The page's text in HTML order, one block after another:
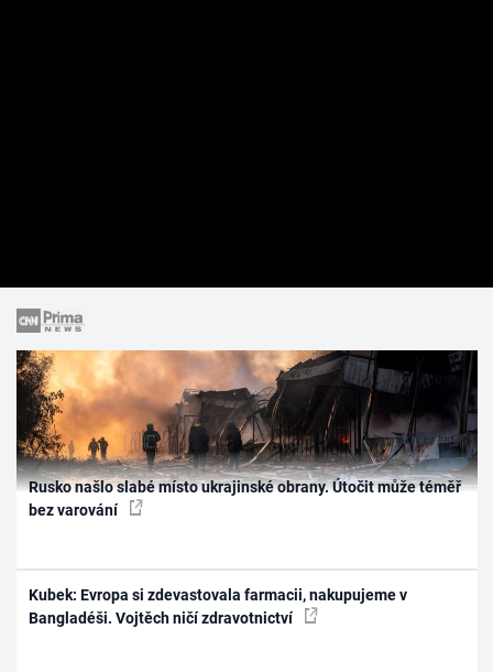
Rusko našlo slabé místo ukrajinské obrany. Útočit může téměř
bez varování
Kubek: Evropa si zdevastovala farmacii, nakupujeme v
Bangladéši. Vojtěch ničí zdravotnictví